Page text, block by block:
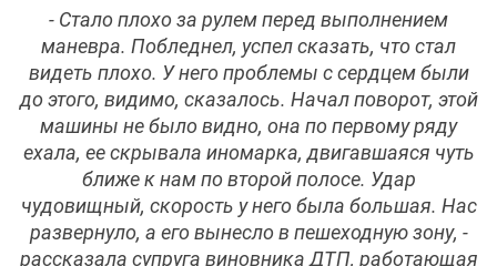
- Стало плохо за рулем перед выполнением
маневра. Побледнел, успел сказать, что стал
видеть плохо. У него проблемы с сердцем были
до этого, видимо, сказалось. Начал поворот, этой
машины не было видно, она по первому ряду
ехала, ее скрывала иномарка, двигавшаяся чуть
ближе к нам по второй полосе. Удар
чудовищный, скорость у него была большая. Нас
развернуло, а его вынесло в пешеходную зону, -
рассказала супруга виновника ДТП, работающая